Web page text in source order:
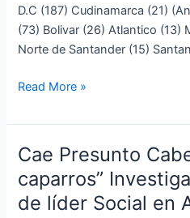
D.C (187) Cudinamarca (21)
(73) Bolivar (26) Atlantico (13)
Norte de Santander (15)
Read More »
Cae Presunto
caparros”
de líder Social en
Cae
Presunto
Cabecilla
de